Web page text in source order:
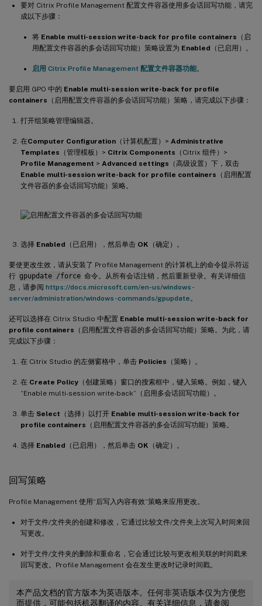
要对 Citrix Profile Management 配置文件容器使用多会话回写功能，请完
成以下步骤：
将 Enable multi-session write-back for profile containers （启
用配置文件容器的多会话回写功能）策略设置为 Enabled （已启用）。
启用 Citrix Profile Management 配置文件容器功能。
要启用 GPO 中的 Enable multi-session write-back for profile
containers （启用配置文件容器的多会话回写功能）策略，请完成以下步骤：
打开组策略管理编辑器。
在Computer Configuration （计算机配置）> Administrative
Templates （管理模板）> Citrix Components （Citrix 组件）>
Profile Management > Advanced settings （高级设置）下，双击
Enable multi-session write-back for profile containers （启用配置
文件容器的多会话回写功能）策略。
选择 Enabled （已启用），然后单击 OK （确定）。
要使更改生效，请从安装了 Profile Management 的计算机上的命令提示符运
行 gpupdate /force 命令。从所有会话注销，然后重新登录。有关详细信
息，请参阅 https://docs.microsoft.com/en-us/windows-
server/administration/windows-commands/gpupdate 。
还可以选择在 Citrix Studio 中配置 Enable multi-session write-back for
profile containers （启用配置文件容器的多会话回写功能）策略。为此，请
完成以下步骤：
在 Citrix Studio 的左侧窗格中，单击 Policies （策略）。
在 Create Policy （创建策略）窗口的搜索框中，键入策略。例如，键入
“Enable multi-session write-back”（启用多会话回写功能）。
单击 Select （选择）以打开 Enable multi-session write-back for
profile containers （启用配置文件容器的多会话回写功能）策略。
选择 Enabled （已启用），然后单击 OK （确定）。
回写策略
Profile Management 使用“后写入内容有效”策略来应用更改。
对于文件/文件夹的创建和修改，它通过比较文件/文件夹上次写入时间来回
写更改。
对于文件/文件夹的删除和重命名，它会通过比较与更改相关联的时间戳来
回写更改。Profile Management 会在发生更改时记录时间戳。
本产品文档的官方版本为英语版本。任何非英语版本仅为方便您
而提供，可能包括机器翻译的内容。有关详细信息，请参阅